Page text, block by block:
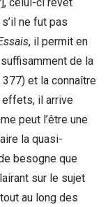
ne fut pas
, il permit en
de la
377) et la connaître
effets, il arrive
peut l’être une
la quasi-
besogne que
sur le sujet
au long des